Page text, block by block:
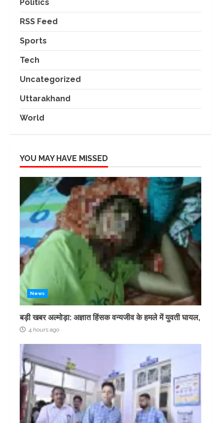
Politics
RSS Feed
Sports
Tech
Uncategorized
Uttarakhand
World
YOU MAY HAVE MISSED
News
बड़ी खबर अल्मोड़ा: अज्ञात हिंसक वन्यजीव के हमले में युवती घायल,
4 hours ago